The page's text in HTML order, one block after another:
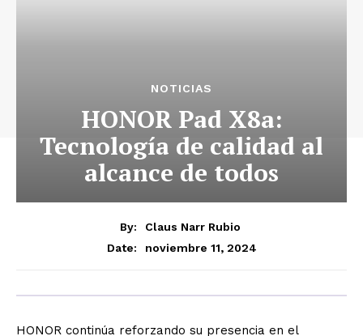
NOTICIAS
HONOR Pad X8a:
Tecnología de calidad al
alcance de todos
By:
Claus Narr Rubio
Date:
noviembre 11, 2024
HONOR continúa reforzando su presencia en el